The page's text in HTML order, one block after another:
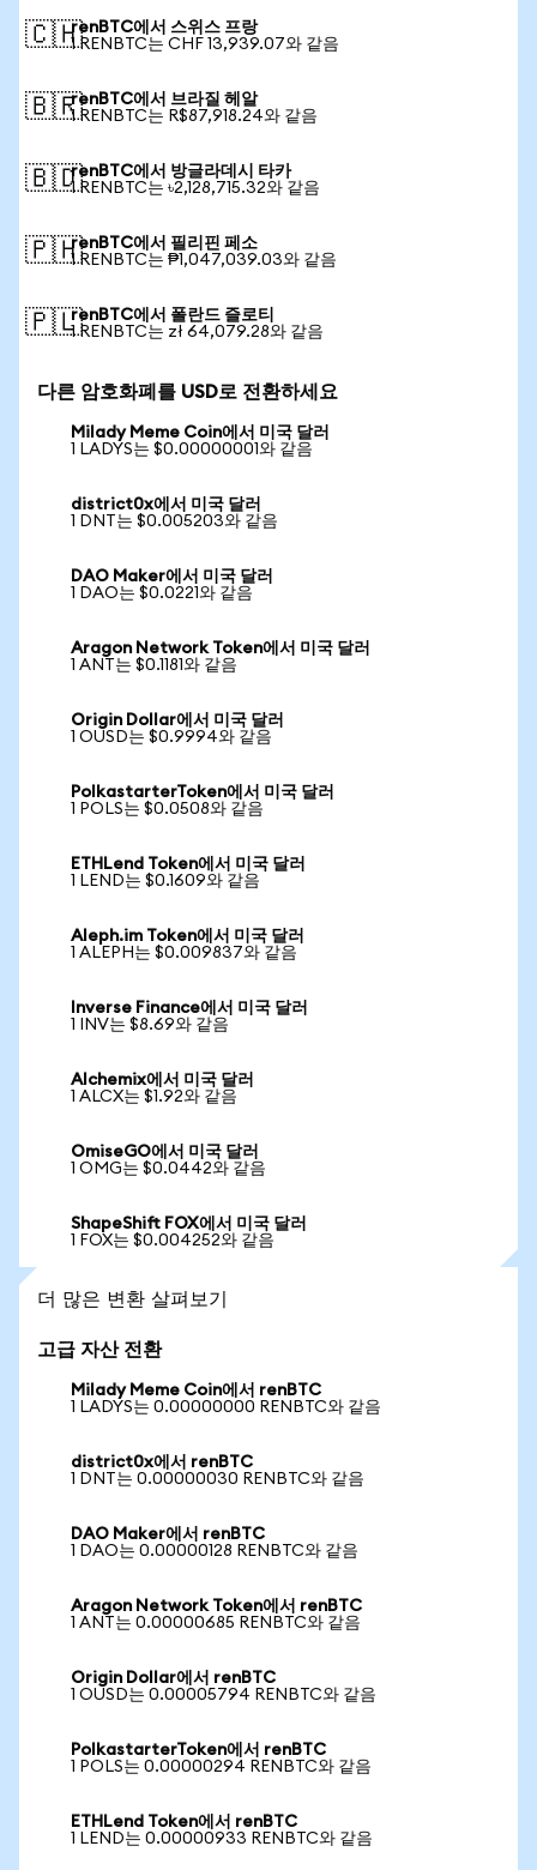
🇨🇭renBTC에서 스위스 프랑
1 RENBTC는 CHF 13,939.07와 같음
🇧🇷renBTC에서 브라질 헤알
1 RENBTC는 R$87,918.24와 같음
🇧🇩renBTC에서 방글라데시 타카
1 RENBTC는 ৳2,128,715.32와 같음
🇵🇭renBTC에서 필리핀 페소
1 RENBTC는 ₱1,047,039.03와 같음
🇵🇱renBTC에서 폴란드 즐로티
1 RENBTC는 zł 64,079.28와 같음
다른 암호화폐를 USD로 전환하세요
Milady Meme Coin에서 미국 달러
1 LADYS는 $0.00000001와 같음
district0x에서 미국 달러
1 DNT는 $0.005203와 같음
DAO Maker에서 미국 달러
1 DAO는 $0.0221와 같음
Aragon Network Token에서 미국 달러
1 ANT는 $0.1181와 같음
Origin Dollar에서 미국 달러
1 OUSD는 $0.9994와 같음
PolkastarterToken에서 미국 달러
1 POLS는 $0.0508와 같음
ETHLend Token에서 미국 달러
1 LEND는 $0.1609와 같음
Aleph.im Token에서 미국 달러
1 ALEPH는 $0.009837와 같음
Inverse Finance에서 미국 달러
1 INV는 $8.69와 같음
Alchemix에서 미국 달러
1 ALCX는 $1.92와 같음
OmiseGO에서 미국 달러
1 OMG는 $0.0442와 같음
ShapeShift FOX에서 미국 달러
1 FOX는 $0.004252와 같음
더 많은 변환 살펴보기
고급 자산 전환
Milady Meme Coin에서 renBTC
1 LADYS는 0.00000000 RENBTC와 같음
district0x에서 renBTC
1 DNT는 0.00000030 RENBTC와 같음
DAO Maker에서 renBTC
1 DAO는 0.00000128 RENBTC와 같음
Aragon Network Token에서 renBTC
1 ANT는 0.00000685 RENBTC와 같음
Origin Dollar에서 renBTC
1 OUSD는 0.00005794 RENBTC와 같음
PolkastarterToken에서 renBTC
1 POLS는 0.00000294 RENBTC와 같음
ETHLend Token에서 renBTC
1 LEND는 0.00000933 RENBTC와 같음